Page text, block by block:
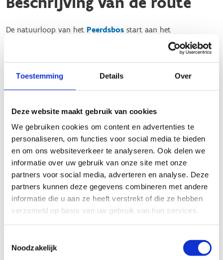
Toestemming Details Over
Deze website maakt gebruik van cookies
We gebruiken cookies om content en advertenties te
personaliseren, om functies voor social media te bieden
en om ons websiteverkeer te analyseren. Ook delen we
informatie over uw gebruik van onze site met onze
partners voor social media, adverteren en analyse. Deze
partners kunnen deze gegevens combineren met andere
informatie die u aan ze heeft verstrekt of die ze hebben
verzameld op basis van uw gebruik van hun services.
Noodzakelijk
De natuurloop van het Peerdsbos start aan het
Sportcentrum Peerdsbos of aan de centrale parking aan de
Daar vertrek je aan een historisch schuilhutje en de
prachtige Peerdsbos. Het reliëf is vlak en het parcours vraagt
lopen, en bestaat grotendeels uit zand- en grindwegen. Die
zijn over het algemeen goed beloopbaar en slechts bij echt
regenweer op sommige plaatsen wat modderig.
Heb je aan 5 km niet genoeg? Geen probleem, er werden
verbindingslussen voorzien naar looproutes in het Park van
Brasschaat en ook naar Schoten. Combineer je de
verschillende aangeduide looppaden, dan kom je al snel aan
meer dan 15 km onverharde en natuurlijke paden in de